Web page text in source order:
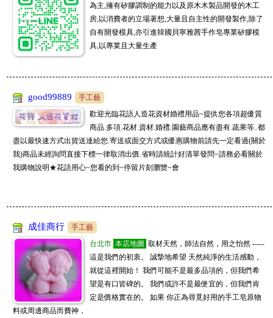
為主,擁有矽膠調制的能力以及原木木製品開發的木工
房,以消費者的立場著想,大量且自主性的開發製作,除了
自有開發模具,亦引進韓國貝寧雅茜手作皂專業矽膠模
具,以專業且大量生產
good99889
手工藝
歡迎光臨花語人造花資材婚禮用品~提供您各項超優質
商品.多項.花材.資材.婚禮.園藝商品應有盡有.蔬果等..都
盡以最快速方式出貨送達給您.寄送或面交方式或優惠購物前請先一定看過(關於
我)商品未經詢問直接下標一律取消出價.省時請統計好清單發問~請務必看關於
我購物說明★花語用心~您看的到~停留片刻瀏覽~會
成佳商行
手工藝
台北市 本店地圖 取材天然，師法自然，用之怡然 -----
這是我們的初衷。 誠摯地希望 天然純淨的生活感動，
就從這裡開始！ 我們可能不是最多品項的，但我們希
望是有口皆碑的。 我們或許不是最便宜的，但我們肯
定是價格實在的。 如果 你正為尋覓好用的手工皂原物
料或周邊商品而費神，